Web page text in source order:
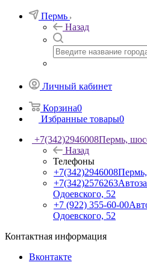
Пермь
Назад
Личный кабинет
Корзина0
Избранные товары0
+7(342)2946008Пермь,
Назад
Телефоны
+7(342)2946008
+7(342)2576263
Одоевского, 52
+7 (922) 355-60-00
Одоевского, 52
Контактная информация
Вконтакте